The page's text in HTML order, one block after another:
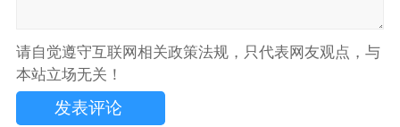
请自觉遵守互联网相关政策法规，只代表网友观点，与
本站立场无关！